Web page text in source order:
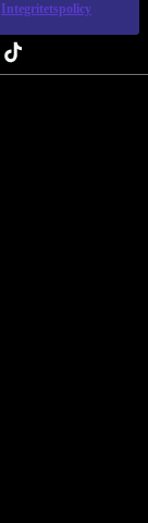
Integritetspolicy